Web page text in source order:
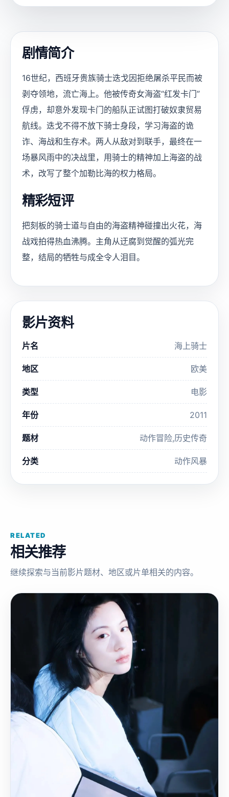
剧情简介
16世纪，西班牙贵族骑士迭戈因拒绝屠杀平民而被
剥夺领地，流亡海上。他被传奇女海盗“红发卡门”
俘虏，却意外发现卡门的船队正试图打破奴隶贸易
航线。迭戈不得不放下骑士身段，学习海盗的诡
诈、海战和生存术。两人从敌对到联手，最终在一
场暴风雨中的决战里，用骑士的精神加上海盗的战
术，改写了整个加勒比海的权力格局。
精彩短评
把刻板的骑士道与自由的海盗精神碰撞出火花，海
战戏拍得热血沸腾。主角从迂腐到觉醒的弧光完
整，结局的牺牲与成全令人泪目。
影片资料
片名 海上骑士
地区 欧美
类型 电影
年份 2011
题材 动作冒险,历史传奇
分类 动作风暴
RELATED
相关推荐
继续探索与当前影片题材、地区或片单相关的内容。
2023
国